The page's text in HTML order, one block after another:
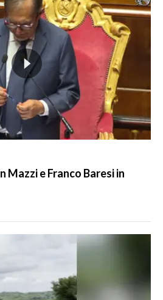
Mazzi e Franco Baresi in